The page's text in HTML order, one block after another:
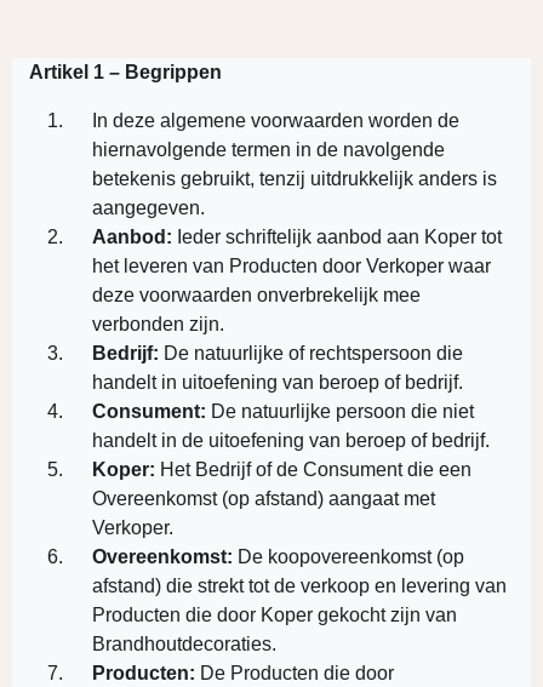
Artikel 1 – Begrippen
In deze algemene voorwaarden worden de
hiernavolgende termen in de navolgende
betekenis gebruikt, tenzij uitdrukkelijk anders is
aangegeven.
Aanbod: Ieder schriftelijk aanbod aan Koper tot
het leveren van Producten door Verkoper waar
deze voorwaarden onverbrekelijk mee
verbonden zijn.
Bedrijf: De natuurlijke of rechtspersoon die
handelt in uitoefening van beroep of bedrijf.
Consument: De natuurlijke persoon die niet
handelt in de uitoefening van beroep of bedrijf.
Koper: Het Bedrijf of de Consument die een
Overeenkomst (op afstand) aangaat met
Verkoper.
Overeenkomst: De koopovereenkomst (op
afstand) die strekt tot de verkoop en levering van
Producten die door Koper gekocht zijn van
Brandhoutdecoraties.
Producten: De Producten die door